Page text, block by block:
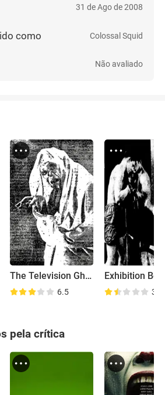
31 de Ago de 2008
como Colossal Squid
Não avaliado
The Television Ghost
6.5 3.2
pela crítica